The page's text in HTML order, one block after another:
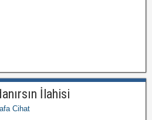
İlahisi
Cihat